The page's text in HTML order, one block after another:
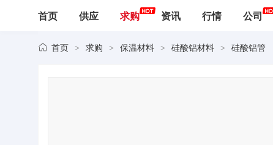
首页 供应 求购 资讯 行情 公司
首页 > 求购 > 保温材料 > 硅酸铝材料 > 硅酸铝管